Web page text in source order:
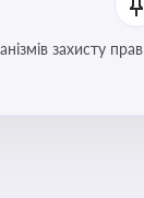
захисту прав